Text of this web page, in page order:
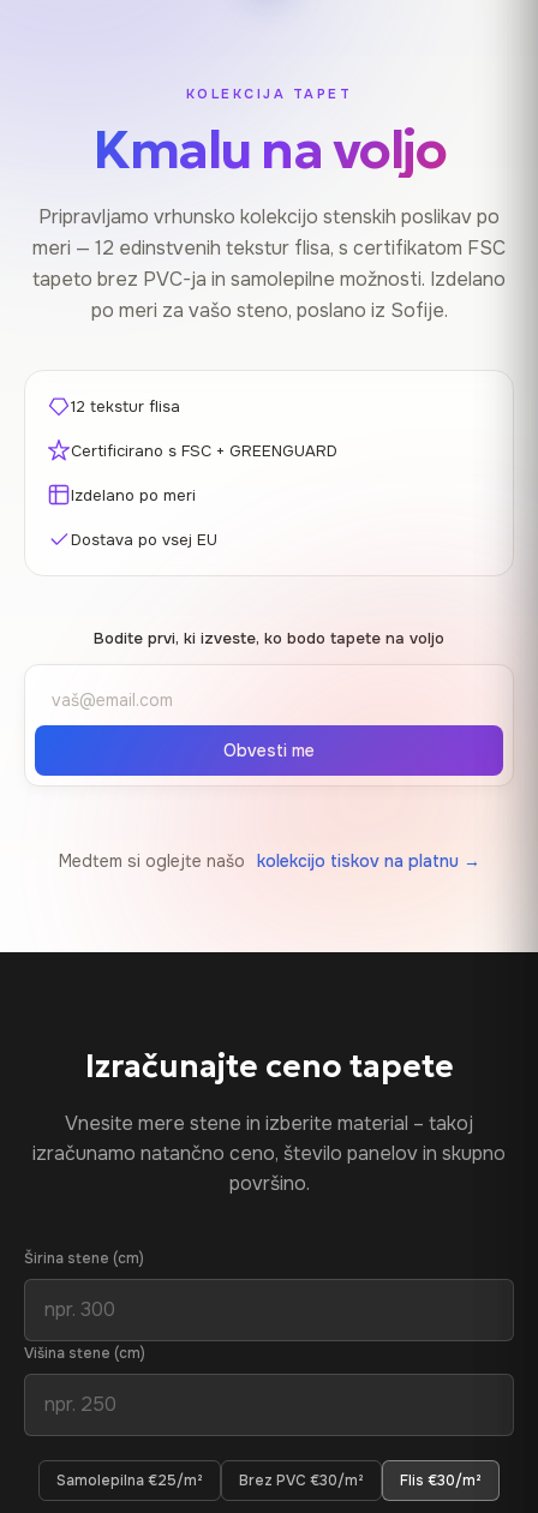
KOLEKCIJA TAPET
Kmalu na voljo
Pripravljamo vrhunsko kolekcijo stenskih poslikav po
meri — 12 edinstvenih tekstur flisa, s certifikatom FSC
tapeto brez PVC-ja in samolepilne možnosti. Izdelano
po meri za vašo steno, poslano iz Sofije.
12 tekstur flisa
Certificirano s FSC + GREENGUARD
Izdelano po meri
Dostava po vsej EU
Bodite prvi, ki izveste, ko bodo tapete na voljo
Obvesti me
Medtem si oglejte našo kolekcijo tiskov na platnu →
Izračunajte ceno tapete
Vnesite mere stene in izberite material – takoj
izračunamo natančno ceno, število panelov in skupno
površino.
Širina stene (cm)
Višina stene (cm)
Samolepilna €25/m² Brez PVC €30/m² Flis €30/m²